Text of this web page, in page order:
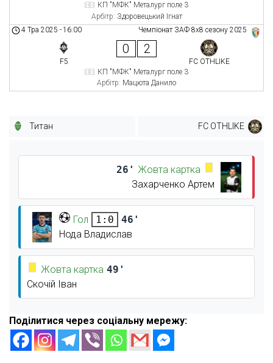
КП "МФК" Металург поле 3
Арбітр: Здоровецький Ігнат
Чемпіонат ЗАФ 8x8 сезону 2025
4 Тра 2025 -16:00
F5
0 2
FC OTHLIKE
КП "МФК" Металург поле 3
Арбітр: Мацюта Данило
Титан FC OTHLIKE
26' Жовта картка
Захарченко Артем
Гол 1:0
46'
Нода Владислав
Жовта картка 49'
Скочій Іван
Поділитися через соціальну мережу: